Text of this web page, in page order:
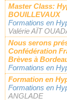
Master Class:
BOUILLEVAUX
Formations en
Valérie AÏT
Nous serons
Confédération
Brèves à
Formations en
Formation en
Formations en
ANGLADE